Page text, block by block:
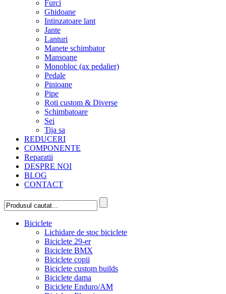
Furci
Ghidoane
Intinzatoare lant
Jante
Lanturi
Manete schimbator
Mansoane
Monobloc (ax pedalier)
Pedale
Pinioane
Pipe
Roti custom & Diverse
Schimbatoare
Sei
Tija sa
REDUCERI
COMPONENTE
Reparatii
DESPRE NOI
BLOG
CONTACT
Biciclete
Lichidare de stoc biciclete
Biciclete 29-er
Biciclete BMX
Biciclete copii
Biciclete custom builds
Biciclete dama
Biciclete Enduro/AM